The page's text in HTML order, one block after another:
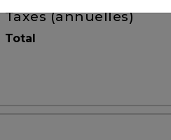
Taxes (annuelles)
Total